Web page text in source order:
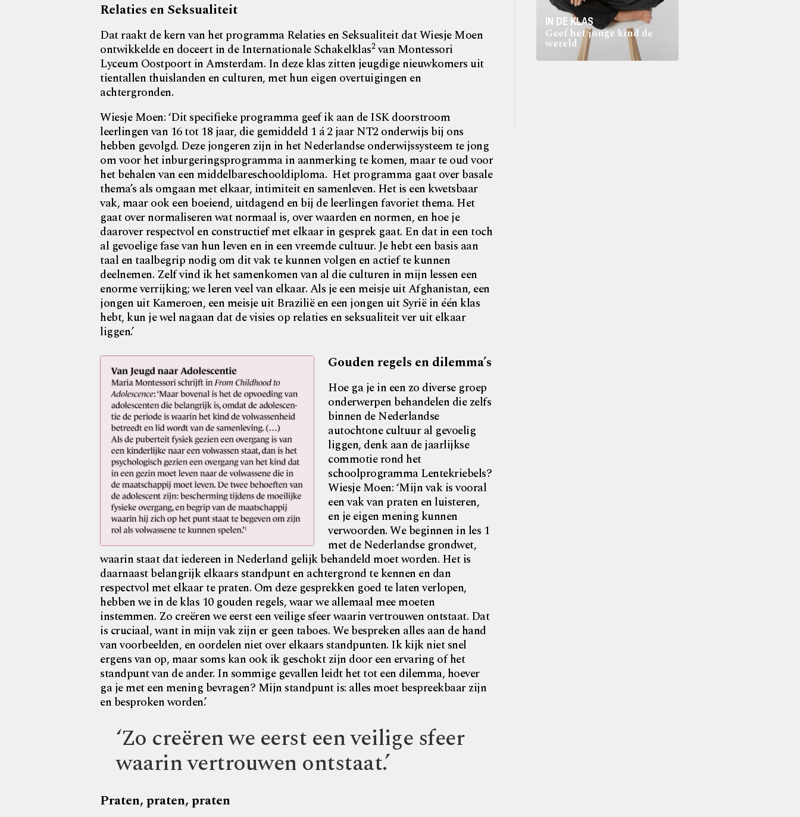
Relaties en Seksualiteit
Dat raakt de kern van het programma Relaties en Seksualiteit dat Wiesje Moen
ontwikkelde en doceert in de Internationale Schakelklas2van Montessori
Lyceum Oostpoort in Amsterdam. In deze klas zitten jeugdige nieuwkomers uit
tientallen thuislanden en culturen, met hun eigen overtuigingen en
achtergronden.
Wiesje Moen: ‘Dit specifieke programma geef ik aan de ISK doorstroom
leerlingen van 16 tot 18 jaar, die gemiddeld 1 á 2 jaar NT2 onderwijs bij ons
hebben gevolgd. Deze jongeren zijn in het Nederlandse onderwijssysteem te jong
om voor het inburgeringsprogramma in aanmerking te komen, maar te oud voor
het behalen van een middelbareschooldiploma. Het programma gaat over basale
thema’s als omgaan met elkaar, intimiteit en samenleven. Het is een kwetsbaar
vak, maar ook een boeiend, uitdagend en bij de leerlingen favoriet thema. Het
gaat over normaliseren wat normaal is, over waarden en normen, en hoe je
daarover respectvol en constructief met elkaar in gesprek gaat. En dat in een toch
al gevoelige fase van hun leven en in een vreemde cultuur. Je hebt een basis aan
taal en taalbegrip nodig om dit vak te kunnen volgen en actief te kunnen
deelnemen. Zelf vind ik het samenkomen van al die culturen in mijn lessen een
enorme verrijking; we leren veel van elkaar. Als je een meisje uit Afghanistan, een
jongen uit Kameroen, een meisje uit Brazilië en een jongen uit Syrië in één klas
hebt, kun je wel nagaan dat de visies op relaties en seksualiteit ver uit elkaar
liggen.’
Gouden regels en dilemma’s
Hoe ga je in een zo diverse groep
onderwerpen behandelen die zelfs
binnen de Nederlandse
autochtone cultuur al gevoelig
liggen, denk aan de jaarlijkse
commotie rond het
schoolprogramma Lentekriebels?
Wiesje Moen: ‘Mijn vak is vooral
een vak van praten en luisteren,
en je eigen mening kunnen
verwoorden. We beginnen in les 1
met de Nederlandse grondwet,
waarin staat dat iedereen in Nederland gelijk behandeld moet worden. Het is
daarnaast belangrijk elkaars standpunt en achtergrond te kennen en dan
respectvol met elkaar te praten. Om deze gesprekken goed te laten verlopen,
hebben we in de klas 10 gouden regels, waar we allemaal mee moeten
instemmen. Zo creëren we eerst een veilige sfeer waarin vertrouwen ontstaat. Dat
is cruciaal, want in mijn vak zijn er geen taboes. We bespreken alles aan de hand
van voorbeelden, en oordelen niet over elkaars standpunten. Ik kijk niet snel
ergens van op, maar soms kan ook ik geschokt zijn door een ervaring of het
standpunt van de ander. In sommige gevallen leidt het tot een dilemma, hoever
ga je met een mening bevragen? Mijn standpunt is: alles moet bespreekbaar zijn
en besproken worden.’
‘Zo creëren we eerst een veilige sfeer
waarin vertrouwen ontstaat.’
Praten, praten, praten
IN DE KLAS
Geef het jonge kind de
wereld